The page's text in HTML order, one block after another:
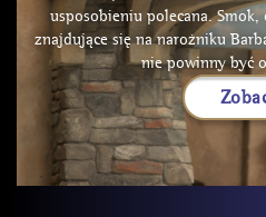
usposobieniu polecana.
znajdujące się na narożniku
nie powinny być